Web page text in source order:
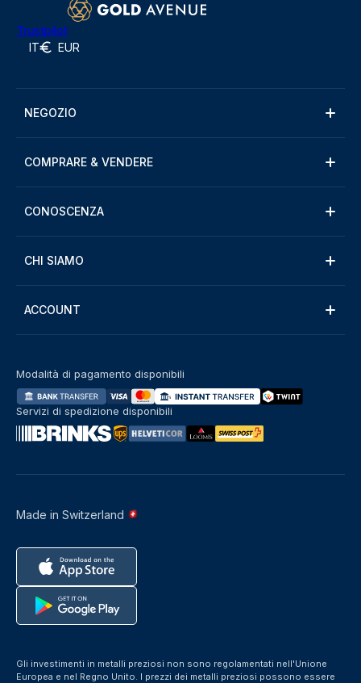
Trustpilot
IT EUR
NEGOZIO
COMPRARE & VENDERE
CONOSCENZA
CHI SIAMO
ACCOUNT
Made in Switzerland
Modalità di pagamento disponibili
Servizi di spedizione disponibili
Gli investimenti in metalli preziosi non sono regolamentati nell'Unione
Europea e nel Regno Unito. I prezzi dei metalli preziosi possono essere